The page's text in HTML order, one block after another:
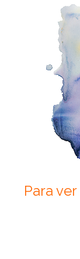
Para ver